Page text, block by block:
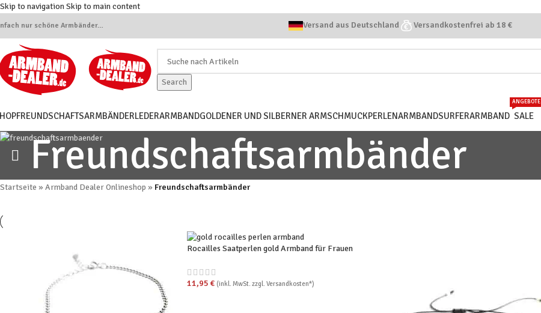
Skip to navigationSkip to main content
nur schöne Armbänder… Versand aus Deutschland Versandkostenfrei ab 18 €
Search
FREUNDSCHAFTSARMBÄNDERLEDERARMBANDGOLDENER UND SILBERNER ARMSCHMUCKPERLENARMBANDSURFERARMBAND SALE
ANGEBOTE
Freundschaftsarmbänder
Startseite »Armband Dealer Onlineshop » Freundschaftsarmbänder
Rocailles Saatperlen gold Armband für Frauen
11,95 € (inkl. MwSt. zzgl. Versandkosten*)